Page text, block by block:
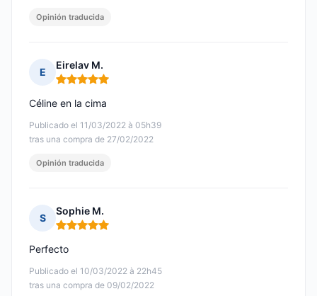
Opinión traducida
E
Eirelav M.
Nota: 5 de 5
Publicado el 11/03/2022 à 05h39
tras una compra de 27/02/2022
Céline en la cima
Opinión traducida
S
Sophie M.
Nota: 5 de 5
Publicado el 10/03/2022 à 22h45
tras una compra de 09/02/2022
Perfecto